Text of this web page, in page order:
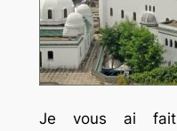
Je vous ai